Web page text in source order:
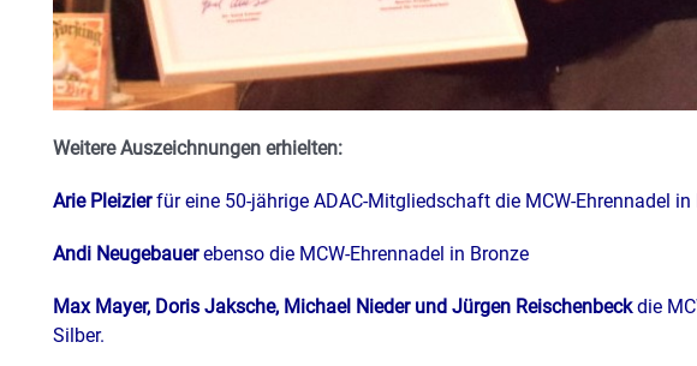
Weitere Auszeichnungen erhielten:
Arie Pleizierfür eine 50-jährige ADAC-Mitgliedschaft die MCW-Ehrennadel in
Andi Neugebauerebenso die MCW-Ehrennadel in Bronze
Max Mayer, Doris Jaksche, Michael Nieder und Jürgen Reischenbeckdie
Silber.